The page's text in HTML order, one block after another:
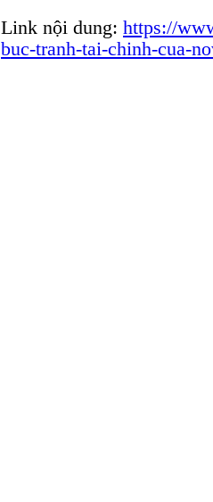
Link nội dung: https://
buc-tranh-tai-chinh-cua-